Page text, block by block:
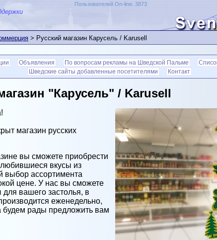
Пользователей On-line: 3873
> Русский магазин Карусель / Karusell
Oбъявления По вопросам рекламы на Шведской Пальме
Шведские сайты добавленные посетителями
Контакт
"Карусель" / Karusell
магазин русских
вы сможете приобрести
вкусы из
выбор ассортимента
цене. У нас вы сможете
вашего застолья, в
еженедельно,
будем рады предложить вам